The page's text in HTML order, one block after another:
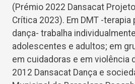
(Prémio 2022 Dansacat
Crítica 2023). Em DMT -
dança- trabalha
adolescentes e adultos; em
em cuidadoras e em violência
2012 Dansacat Dança e